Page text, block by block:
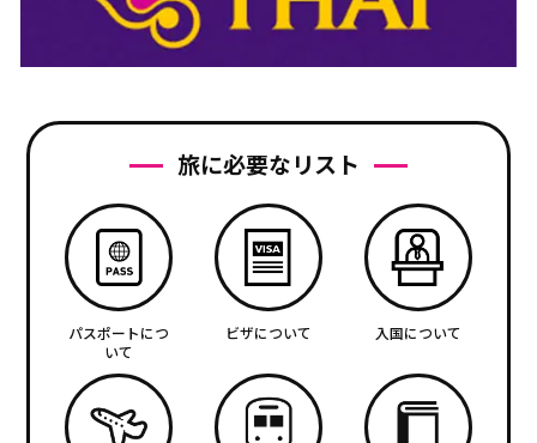
旅に必要なリスト
パスポートにつ
いて
ビザについて 入国について